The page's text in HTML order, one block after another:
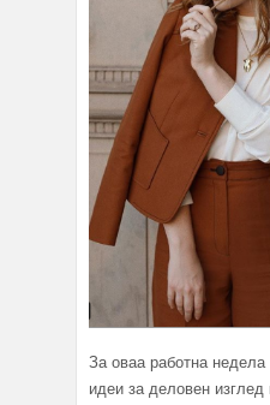
За оваа работна
идеи за деловен изглед